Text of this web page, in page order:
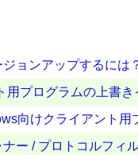
ョンアップするには
用プログラムの上書
向けクライアント
ー / プロトコルフィ